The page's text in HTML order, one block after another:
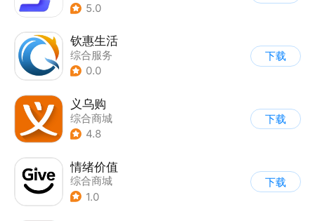
5.0
钦惠生活
综合服务
0.0
下载
义乌购
综合商城
4.8
下载
情绪价值
综合商城
1.0
下载